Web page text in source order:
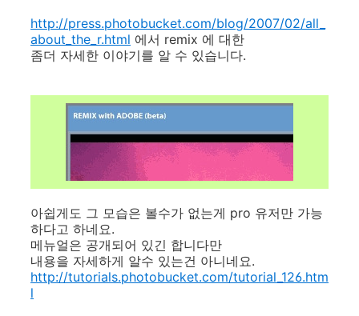
http://press.photobucket.com/blog/2007/02/all_
about_the_r.html 에서 remix 에 대한
좀더 자세한 이야기를 알 수 있습니다.
아쉽게도 그 모습은 볼수가 없는게 pro 유저만 가능
하다고 하네요.
메뉴얼은 공개되어 있긴 합니다만
내용을 자세하게 알수 있는건 아니네요.
http://tutorials.photobucket.com/tutorial_126.htm
l